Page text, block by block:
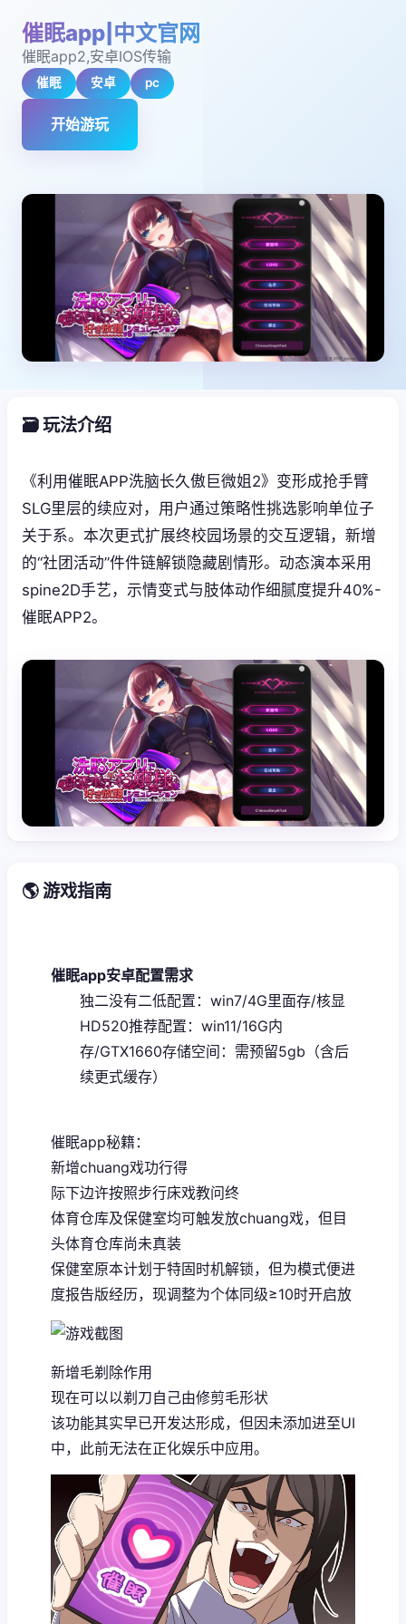
催眠app|中文官网
催眠app2,安卓IOS传输
催眠 安卓 pc
开始游玩
🗃️ 玩法介绍
《利用催眠APP洗脑长久傲巨微姐2》变形成抢手臂
SLG里层的续应对，用户通过策略性挑选影响单位子
关于系。本次更式扩展终校园场景的交互逻辑，新增
的“社团活动”件件链解锁隐藏剧情形。动态演本采用
spine2D手艺，示情变式与肢体动作细腻度提升40%-
催眠APP2。
🌎 游戏指南
催眠app安卓配置需求
​独二没有二低配置​ ​：win7/4G里面存/核显
HD520​推荐配置​ ​：win11/16G内
存/GTX1660​存储空间​ ​：需预留5gb（含后
续更式缓存）
催眠app秘籍：
新增chuang戏功行得
际下边许按照步行床戏教问终
体育仓库及保健室均可触发放chuang戏，但目
头体育仓库尚未真装
保健室原本计划于特固时机解锁，但为模式便进
度报告版经历，现调整为个体同级≥10时开启放
新增毛剃除作用
现在可以以剃刀自己由修剪毛形状
该功能其实早已开发达形成，但因未添加进至UI
中，此前无法在正化娱乐中应用。